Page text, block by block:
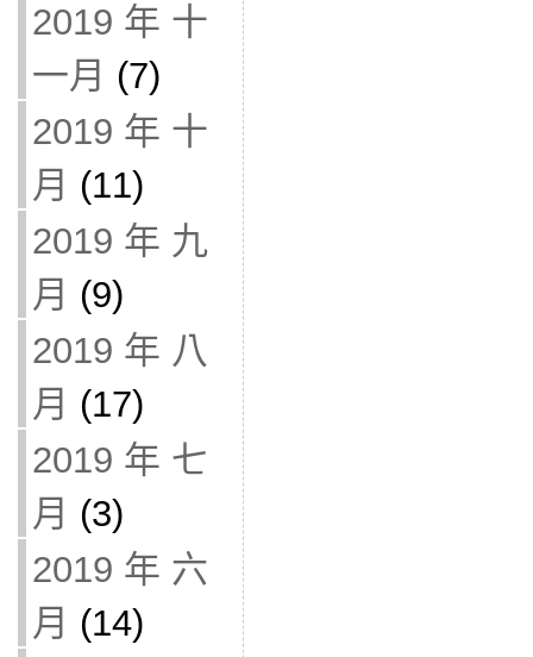
2019 年 十
一月 (7)
2019 年 十
月 (11)
2019 年 九
月 (9)
2019 年 八
月 (17)
2019 年 七
月 (3)
2019 年 六
月 (14)